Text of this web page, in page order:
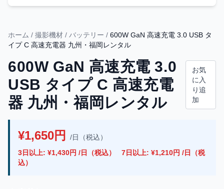
ホーム / 撮影機材 / バッテリー / 600W GaN 高速充電 3.0 USB タ
イプ C 高速充電器 九州・福岡レンタル
600W GaN 高速充電 3.0
USB タイプ C 高速充電
器 九州・福岡レンタル
お気
に入
り追
加
¥1,650円
/日（税込）
3日以上: ¥1,430円 /日（税込）
7日以上: ¥1,210円 /日（税
込）